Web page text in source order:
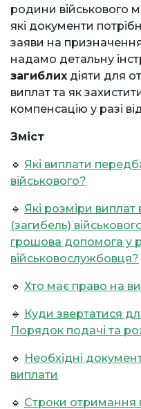
родини військового
які документи
заяви на
надамо детальну
загиблих діяти для
виплат та як
компенсацію у разі
Зміст
🔹 Які виплати
військового?
🔹 Які розміри
(загибель)
грошова допомога у
військовослужбовця?
🔹 Хто має право на
🔹 Куди звертатися
Порядок подачі та
🔹 Необхідні
виплати
🔹 Строки отримання